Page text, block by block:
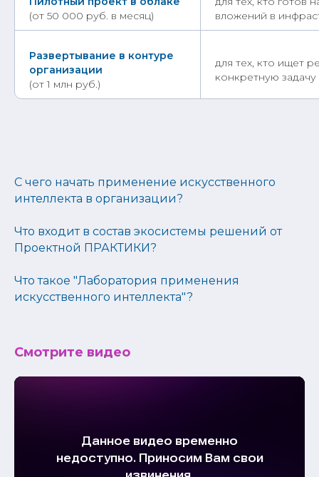
(от 50 000 руб. в месяц)
вложений в
Развертывание в контуре
организации
(от 1 млн руб.)
для тех, кто ищет
конкретную задачу
С чего начать применение искусственного
интеллекта в организации?
Что входит в состав экосистемы решений от
Проектной ПРАКТИКИ?
Что такое "Лаборатория применения
искусственного интеллекта"?
Смотрите видео